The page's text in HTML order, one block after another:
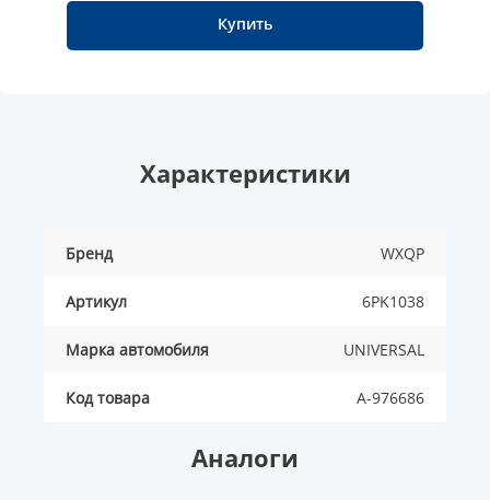
Купить
Характеристики
Бренд WXQP
Артикул 6PK1038
Марка автомобиля UNIVERSAL
Код товара A-976686
Аналоги